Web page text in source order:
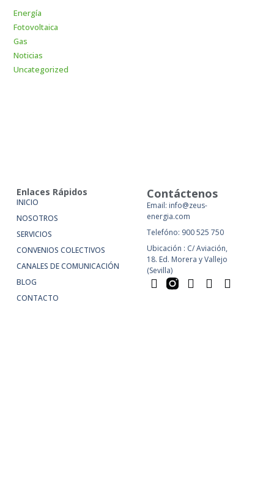
Energía
Fotovoltaica
Gas
Noticias
Uncategorized
Enlaces Rápidos
INICIO
NOSOTROS
SERVICIOS
CONVENIOS COLECTIVOS
CANALES DE COMUNICACIÓN
BLOG
CONTACTO
Contáctenos
Email: info@zeus-
energia.com
Telefóno: 900 525 750
Ubicación : C/ Aviación,
18. Ed. Morera y Vallejo
(Sevilla)